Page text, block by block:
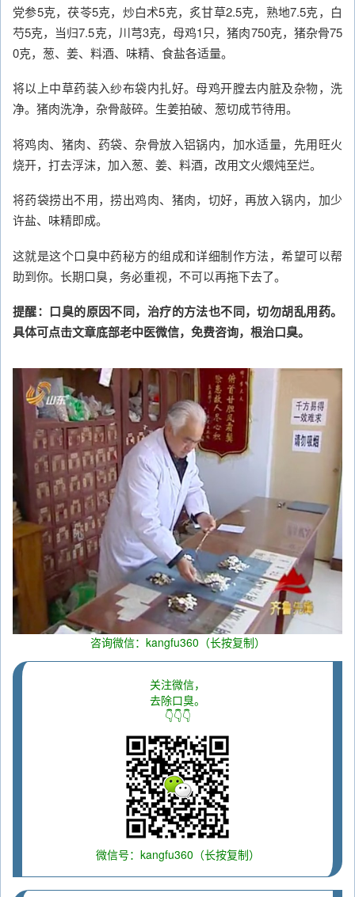
党参5克，茯苓5克，炒白术5克，炙甘草2.5克，熟地7.5克，白
芍5克，当归7.5克，川芎3克，母鸡1只，猪肉750克，猪杂骨75
0克，葱、姜、料酒、味精、食盐各适量。
将以上中草药装入纱布袋内扎好。母鸡开膛去内脏及杂物，洗
净。猪肉洗净，杂骨敲碎。生姜拍破、葱切成节待用。
将鸡肉、猪肉、药袋、杂骨放入铝锅内，加水适量，先用旺火
烧开，打去浮沫，加入葱、姜、料酒，改用文火煨炖至烂。
将药袋捞出不用，捞出鸡肉、猪肉，切好，再放入锅内，加少
许盐、味精即成。
这就是这个口臭中药秘方的组成和详细制作方法，希望可以帮
助到你。长期口臭，务必重视，不可以再拖下去了。
提醒：口臭的原因不同，治疗的方法也不同，切勿胡乱用药。
具体可点击文章底部老中医微信，免费咨询，根治口臭。
咨询微信：kangfu360（长按复制）
关注微信，
去除口臭。
👇👇👇
微信号：kangfu360（长按复制）